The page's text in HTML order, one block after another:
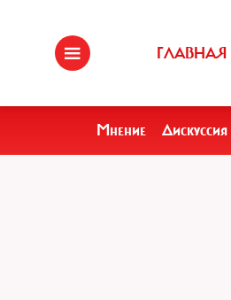
ГЛАВНАЯ
Мнение Дискуссия